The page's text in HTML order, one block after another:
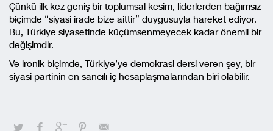
Çünkü ilk kez geniş bir toplumsal kesim, liderlerden bağımsız
biçimde “siyasi irade bize aittir” duygusuyla hareket ediyor.
Bu, Türkiye siyasetinde küçümsenmeyecek kadar önemli bir
değişimdir.
Ve ironik biçimde, Türkiye’ye demokrasi dersi veren şey, bir
siyasi partinin en sancılı iç hesaplaşmalarından biri olabilir.